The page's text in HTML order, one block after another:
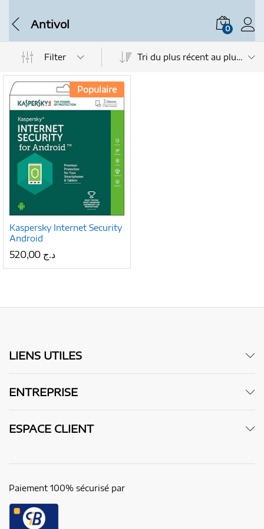
Antivol 0
Filter Tri du plus récent au plus ancien
Populaire
Kaspersky Internet Security
Android
د.ج
LIENS UTILES
ENTREPRISE
ESPACE CLIENT
Paiement 100% sécurisé par